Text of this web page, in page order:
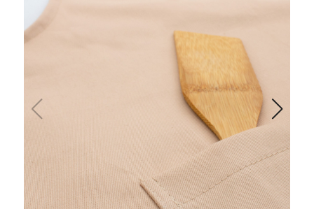
Простыни
Пододеяльники
Одеяла
Матрасы и наматрасники
Матрасы
Текстиль для ванной
Халаты